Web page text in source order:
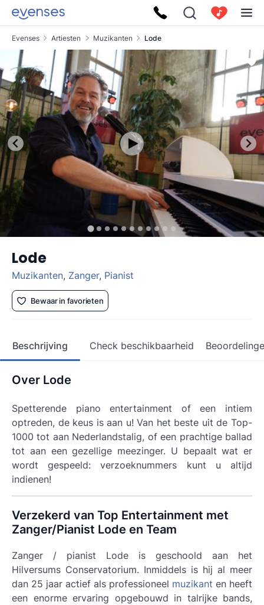
Evenses Artiesten Muzikanten Lode
Lode
Muzikanten, Zanger, Pianist
Bewaar in favorieten
Beschrijving Check beschikbaarheid
Over Lode
Spetterende piano entertainment of een intiem
optreden, de keus is aan u! Van het beste uit de Top-
1000 tot aan Nederlandstalig, of een prachtige ballad
tot aan een gezellige meezinger. U bepaalt wat er
wordt gespeeld: verzoeknummers kunt u altijd
indienen!
Verzekerd van Top Entertainment met
Zanger/Pianist Lode en Team
Zanger / pianist Lode is geschoold aan het
Hilversums Conservatorium. Inmiddels is hij al meer
dan 25 jaar actief als professioneel muzikant en heeft
een enorme ervaring opgebouwd in talrijke bands,